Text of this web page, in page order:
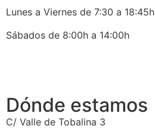
Lunes a Viernes de 7:30 a 18:45h
Sábados de 8:00h a 14:00h
Dónde estamos
C/ Valle de Tobalina 3